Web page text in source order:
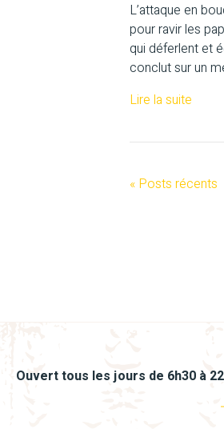
L’attaque en
pour ravir les
qui déferlent et
conclut sur un
Lire la suite
« Posts récents
Ouvert tous les jours de 6h30 à